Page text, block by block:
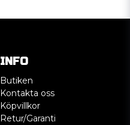
INFO
Butiken
Kontakta oss
Köpvillkor
Retur/Garanti